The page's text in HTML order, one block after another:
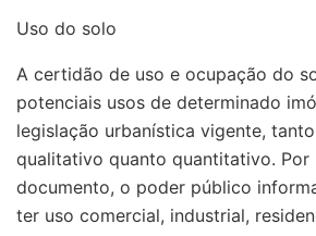
Uso do solo
A certidão de uso e ocupação do
potenciais usos de determinado
legislação urbanística vigente,
qualitativo quanto quantitativo. Por
documento, o poder público
ter uso comercial, industrial,